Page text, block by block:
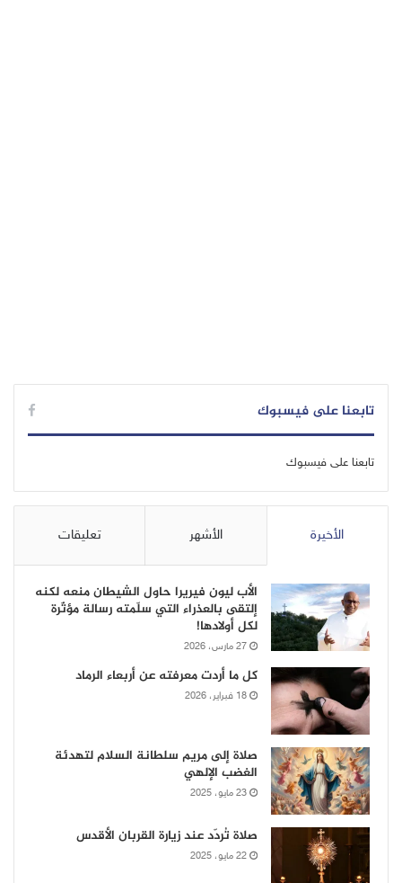
تابعنا على فيسبوك
تابعنا على فيسبوك
الأخيرة الأشهر تعليقات
الأب ليون فيريرا حاول الشيطان منعه لكنه
إلتقى بالعذراء التي سلّمته رسالة مؤثّرة
لكل أولادها!
27 مارس، 2026
كل ما أردت معرفته عن أربعاء الرماد
18 فبراير، 2026
صلاة إلى مريم سلطانة السلام لتهدئة
الغضب الإلهي
23 مايو، 2025
صلاة تُردّد عند زيارة القربان الأقدس
22 مايو، 2025